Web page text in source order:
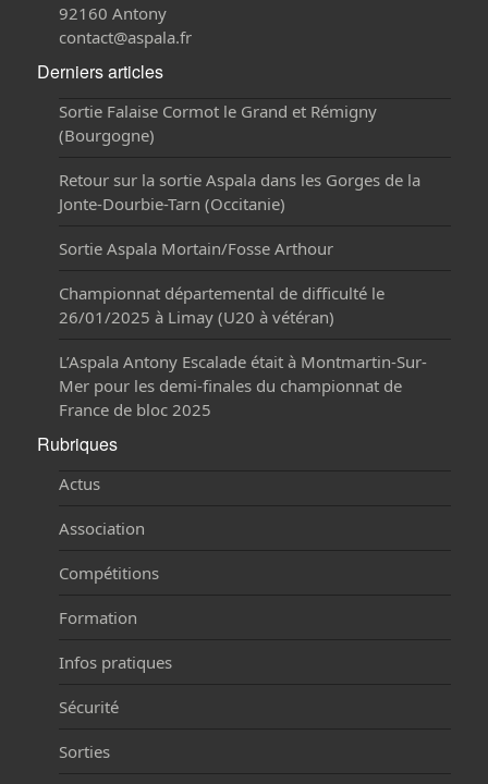
92160 Antony
contact@aspala.fr
Derniers articles
Sortie Falaise Cormot le Grand et Rémigny
(Bourgogne)
Retour sur la sortie Aspala dans les Gorges de la
Jonte-Dourbie-Tarn (Occitanie)
Sortie Aspala Mortain/Fosse Arthour
Championnat départemental de difficulté le
26/01/2025 à Limay (U20 à vétéran)
L’Aspala Antony Escalade était à Montmartin-Sur-
Mer pour les demi-finales du championnat de
France de bloc 2025
Rubriques
Actus
Association
Compétitions
Formation
Infos pratiques
Sécurité
Sorties